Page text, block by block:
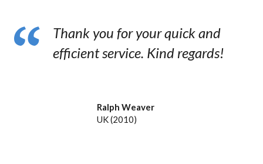
Thank you for your quick and
efficient service. Kind regards!
Ralph Weaver
UK (2010)